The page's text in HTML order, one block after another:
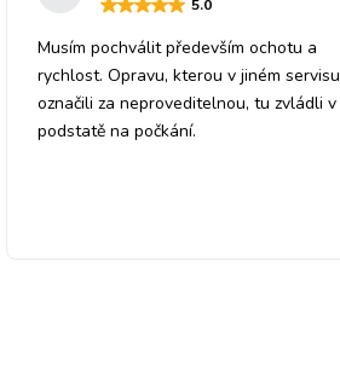
5.0
Musím pochválit především ochotu a
rychlost. Opravu, kterou v jiném servisu
označili za neproveditelnou, tu zvládli v
podstatě na počkání.